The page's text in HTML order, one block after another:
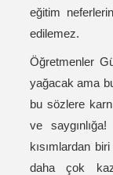
eğitim
edilemez.
Öğretmenler
yağacak ama
bu sözlere
ve
kısımlardan
daha çok